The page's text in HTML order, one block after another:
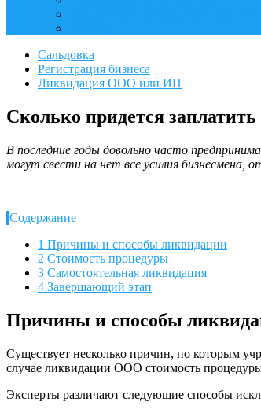
Сальдовка
Регистрация бизнеса
Ликвидация ООО или ИП
Сколько придется
В последние годы довольно часто
могут свести на нет все усилия
Содержание
1 Причины и способы ликвидации
2 Стоимость процедуры
3 Самостоятельная ликвидация
4 Завершающий этап
Причины и способы
Существует несколько причин, по которым
случае ликвидации ООО стоимость процедуры
Эксперты различают следующие способы